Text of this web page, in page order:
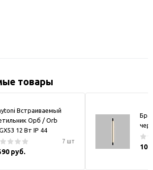
товары
Встраиваемый
Орб / Orb
12 Вт IP 44
7 шт
руб.
Бра
10